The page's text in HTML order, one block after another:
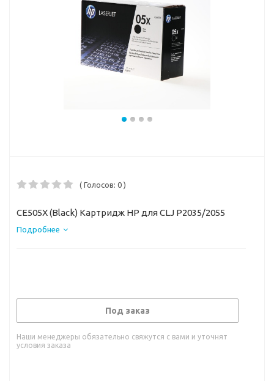
( Голосов: 0 )
CE505X (Black) Картридж HP для CLJ P2035/2055
Подробнее
Под заказ
Наши менеджеры обязательно свяжутся с вами и уточнят
условия заказа